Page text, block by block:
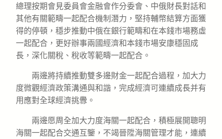
總理按期會見委員會金融會作分委會、中俄財長對話和
其他有關範疇一起配合機制潛力，堅持輔幣結算方面獲
得的停頓，穩步推動中俄在銀行範疇和在本錢市場務虛
一起配合，更好辦事兩國經濟和本錢市場安康穩固成
長，深化關稅、稅收等範疇一起配合。
兩邊將持續推動雙多邊財金一起配合過程，加大力
度微觀經濟政策溝通與和諧，完成經濟可連續成長并有
用應對全球經濟挑釁。
兩邊愿周全加大力度海關一起配合，積極展開聰明
海關一起配合交通互鑒，不竭晉陞海關管理才能，連續